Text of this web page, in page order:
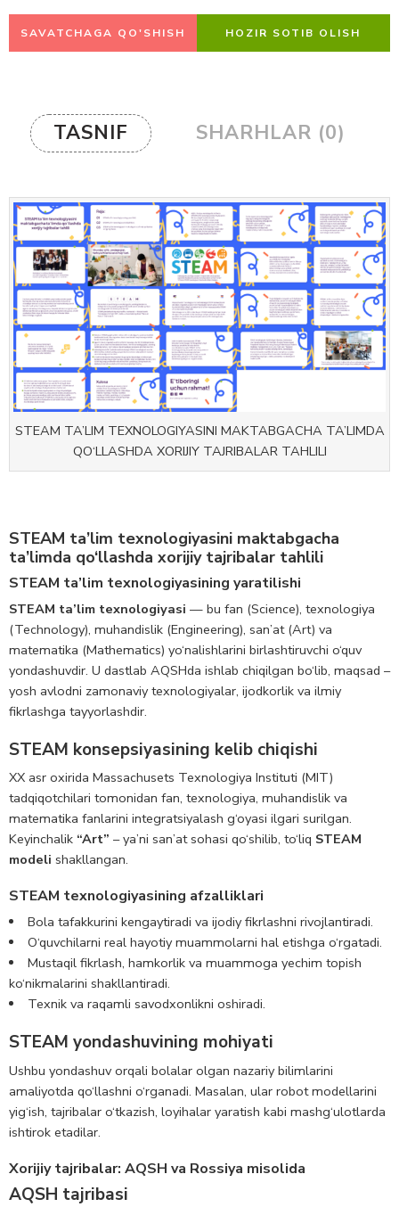
SAVATCHAGA QO'SHISH HOZIR SOTIB OLISH
TASNIF SHARHLAR (0)
STEAM TA’LIM TEXNOLOGIYASINI MAKTABGACHA TA’LIMDA
QO‘LLASHDA XORIJIY TAJRIBALAR TAHLILI
STEAM ta’lim texnologiyasini maktabgacha
ta’limda qo‘llashda xorijiy tajribalar tahlili
STEAM ta’lim texnologiyasining yaratilishi
STEAM ta’lim texnologiyasi — bu fan (Science), texnologiya
(Technology), muhandislik (Engineering), san’at (Art) va
matematika (Mathematics) yo‘nalishlarini birlashtiruvchi o‘quv
yondashuvdir. U dastlab AQSHda ishlab chiqilgan bo‘lib, maqsad –
yosh avlodni zamonaviy texnologiyalar, ijodkorlik va ilmiy
fikrlashga tayyorlashdir.
STEAM konsepsiyasining kelib chiqishi
XX asr oxirida Massachusets Texnologiya Instituti (MIT)
tadqiqotchilari tomonidan fan, texnologiya, muhandislik va
matematika fanlarini integratsiyalash g‘oyasi ilgari surilgan.
Keyinchalik “Art” – ya’ni san’at sohasi qo‘shilib, to‘liq STEAM
modeli shakllangan.
STEAM texnologiyasining afzalliklari
Bola tafakkurini kengaytiradi va ijodiy fikrlashni rivojlantiradi.
O‘quvchilarni real hayotiy muammolarni hal etishga o‘rgatadi.
Mustaqil fikrlash, hamkorlik va muammoga yechim topish
ko‘nikmalarini shakllantiradi.
Texnik va raqamli savodxonlikni oshiradi.
STEAM yondashuvining mohiyati
Ushbu yondashuv orqali bolalar olgan nazariy bilimlarini
amaliyotda qo‘llashni o‘rganadi. Masalan, ular robot modellarini
yig‘ish, tajribalar o‘tkazish, loyihalar yaratish kabi mashg‘ulotlarda
ishtirok etadilar.
Xorijiy tajribalar: AQSH va Rossiya misolida
AQSH tajribasi